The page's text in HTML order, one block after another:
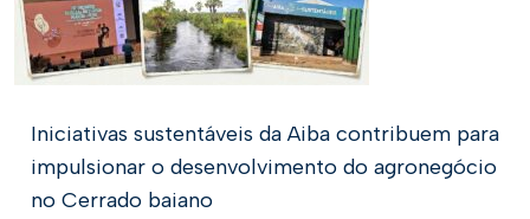
Iniciativas sustentáveis da Aiba contribuem para
impulsionar o desenvolvimento do agronegócio
no Cerrado baiano